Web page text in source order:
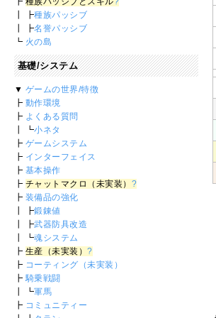
┃ ┣種族パッシブ
┃ ┣名誉パッシブ
┗ 火の島
基礎/システム
▼ ゲームの世界/特徴
┣ 動作環境
┣ よくある質問
┃ ┗小ネタ
┣ ゲームシステム
┣ インターフェイス
┣ 基本操作
┣ チャットマクロ（未実装） ?
┣ 装備品の強化
┃ ┣鍛錬値
┃ ┣武器防具改造
┃ ┗魂システム
┣ 生産（未実装）?
┣ コーティング（未実装）
┣ 騎乗戦闘
┃ ┗軍馬
┣ コミュニティー